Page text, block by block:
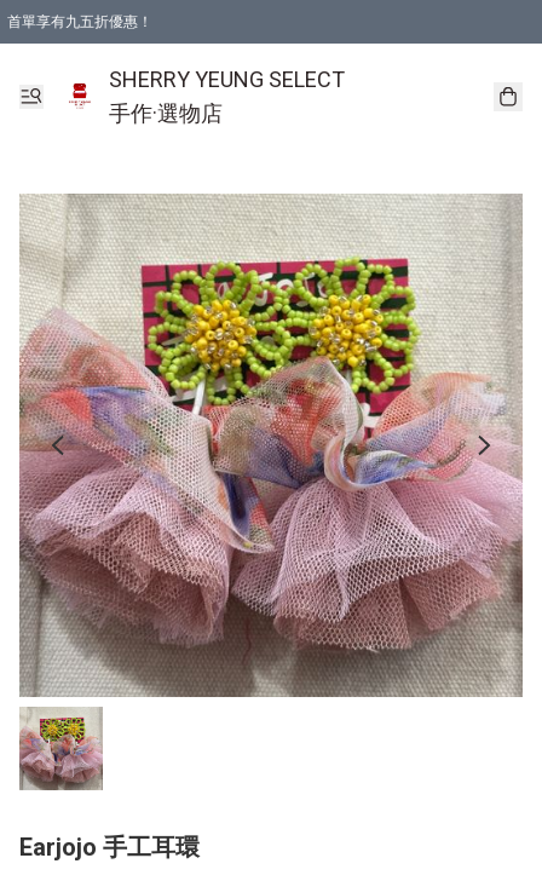
首單享有九五折優惠！
SHERRY YEUNG SELECT
手作·選物店
Earjojo 手工耳環